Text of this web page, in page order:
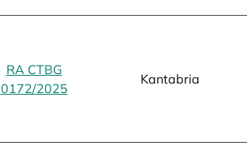
RA CTBG
0172/2025 opens in a new tab
Kantabria